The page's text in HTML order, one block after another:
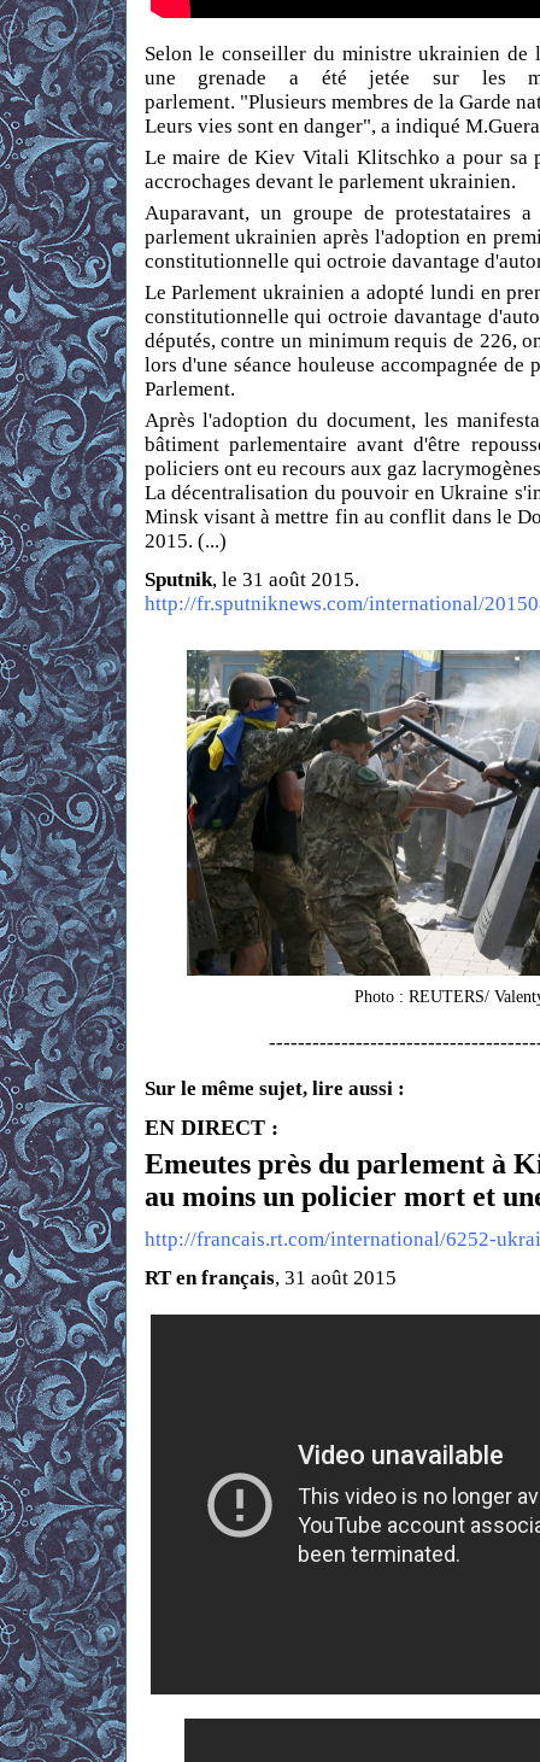
Selon le conseiller du ministre ukrainien de
une grenade a été jetée sur les
parlement. "Plusieurs membres de la Garde
Leurs vies sont en danger", a indiqué
Le maire de Kiev Vitali Klitschko a pour sa
accrochages devant le parlement ukrainien.
Auparavant, un groupe de protestataires
parlement ukrainien après l'adoption en
constitutionnelle qui octroie davantage
Le Parlement ukrainien a adopté lundi en
constitutionnelle qui octroie davantage
députés, contre un minimum requis de 226,
lors d'une séance houleuse accompagnée
Parlement.
Après l'adoption du document, les
bâtiment parlementaire avant d'être
policiers ont eu recours aux gaz
La décentralisation du pouvoir en Ukraine
Minsk visant à mettre fin au conflit dans le
2015. (...)
Sputnik, le 31 août 2015.
http://fr.sputniknews.com/international/
Photo : REUTERS/
Surle même sujet, lire aussi :
EN DIRECT :
Emeutes près du parlement à
au moins un policier mort et
http://francais.rt.com/international/6252-
RT en français, 31 août 2015